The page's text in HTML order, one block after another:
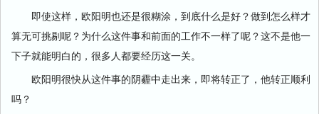
即使这样，欧阳明也还是很糊涂，到底什么是好？做到怎么样才
算无可挑剔呢？为什么这件事和前面的工作不一样了呢？这不是他一
下子就能明白的，很多人都要经历这一关。
欧阳明很快从这件事的阴霾中走出来，即将转正了，他转正顺利
吗？